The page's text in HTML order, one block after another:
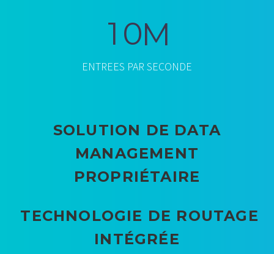
1 0M
ENTREES PAR SECONDE
SOLUTION DE DATA
MANAGEMENT
PROPRIÉTAIRE
TECHNOLOGIE DE ROUTAGE
INTÉGRÉE